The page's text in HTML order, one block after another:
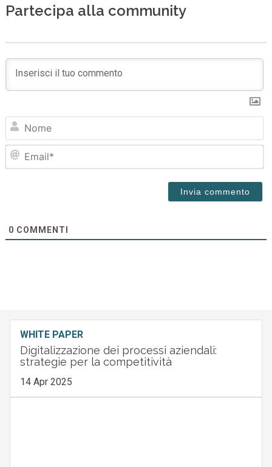
Partecipa alla community
0 COMMENTI
WHITE PAPER
Digitalizzazione dei processi aziendali:
strategie per la competitività
14 Apr 2025